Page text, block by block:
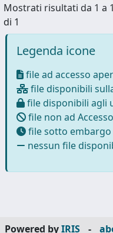
Mostrati risultati da 1 a 1
di 1
Legenda icone
file ad accesso
file disponibili
file disponibili agli
file non ad
file sotto embargo
nessun file
Powered byIRIS -